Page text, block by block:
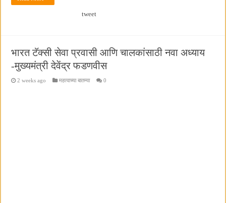
tweet
भारत टॅक्सी सेवा प्रवासी आणि चालकांसाठी नवा अध्याय
-मुख्यमंत्री देवेंद्र फडणवीस
2 weeks ago महत्वाच्या बातम्या 0